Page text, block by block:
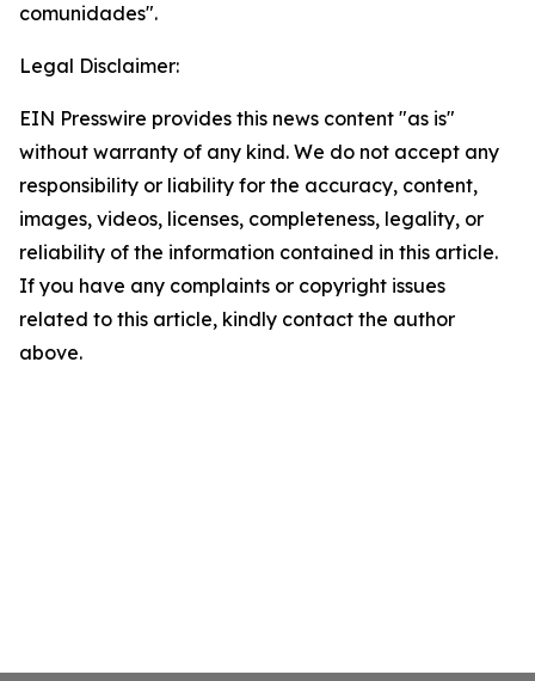
comunidades".
Legal Disclaimer:
EIN Presswire provides this news content "as is"
without warranty of any kind. We do not accept any
responsibility or liability for the accuracy, content,
images, videos, licenses, completeness, legality, or
reliability of the information contained in this article.
If you have any complaints or copyright issues
related to this article, kindly contact the author
above.